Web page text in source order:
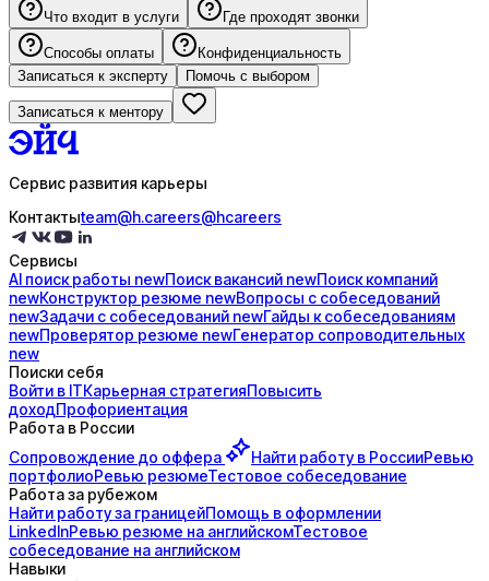
Что входит в услуги Где проходят звонки
Способы оплаты
Конфиденциальность
Записаться к эксперту
Помочь с выбором
Записаться к ментору
Сервис развития карьеры
Контактыteam@h.careers@hcareers
Сервисы
AI поискработы newПоисквакансий newПоисккомпаний
newКонструктор резюме newВопросы с собеседований
newЗадачи с собеседований newГайды ксобеседованиям
newПроверятор резюме newГенератор сопроводительных
new
Поиски себя
Войти в ITКарьерная стратегияПовысить
доходПрофориентация
Работа в России
Сопровождение до оффера Найти работу в РоссииРевью
портфолиоРевью резюмеТестовое собеседование
Работа за рубежом
Найти работу за границейПомощь в оформлении
LinkedInРевью резюме на английскомТестовое
собеседование на английском
Навыки